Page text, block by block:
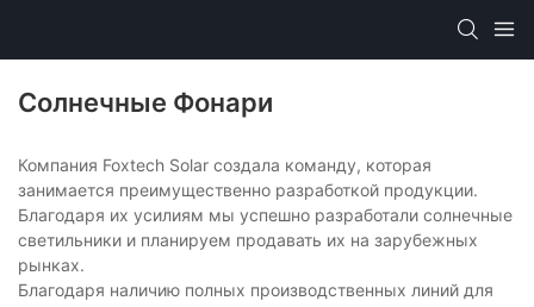
Солнечные Фонари
Компания Foxtech Solar создала команду, которая
занимается преимущественно разработкой продукции.
Благодаря их усилиям мы успешно разработали солнечные
светильники и планируем продавать их на зарубежных
рынках.
Благодаря наличию полных производственных линий для